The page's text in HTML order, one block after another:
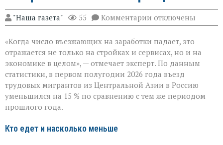
"Наша газета" 55 Комментарии к
записи
труда
чувствует
перемену»:
поток
трудовых
мигрантов
в
РФ
отключены
«Когда число въезжающих на заработки падает, это
отражается не только на стройках и сервисах, но и на
экономике в целом», — отмечает эксперт. По данным
статистики, в первом полугодии 2026 года въезд
трудовых мигрантов из Центральной Азии в Россию
уменьшился на 15 % по сравнению с тем же периодом
прошлого года.
Кто едет и насколько меньше